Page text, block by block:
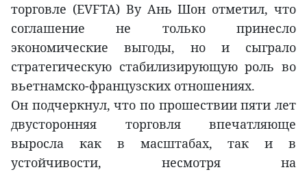
торговле (EVFTA) Ву Ань Шон отметил, что
соглашение не только принесло
экономические выгоды, но и сыграло
стратегическую стабилизирующую роль во
вьетнамско-французских отношениях.
Он подчеркнул, что по прошествии пяти лет
двусторонняя торговля впечатляюще
выросла как в масштабах, так и в
устойчивости, несмотря на